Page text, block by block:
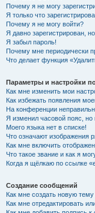
Почему я не могу
Я только что
Почему я не могу войти?
Я давно зарегистрирован,
Я забыл пароль!
Почему мне периодически
Что делает функция
Параметры и настройки
Как мне изменить мои
Как избежать появления
На конференции
Я изменил часовой пояс,
Моего языка нет в списке!
Что означают изображения
Как мне включить
Что такое звание и как я
Когда я щёлкаю по ссылке
Создание сообщений
Как мне создать новую
Как мне отредактировать